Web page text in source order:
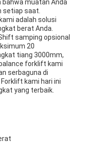
muatan Anda
setiap saat.
adalah solusi
berat Anda.
samping opsional
20
tiang 3000mm,
forklift kami
serbaguna di
kami hari ini
yang terbaik.